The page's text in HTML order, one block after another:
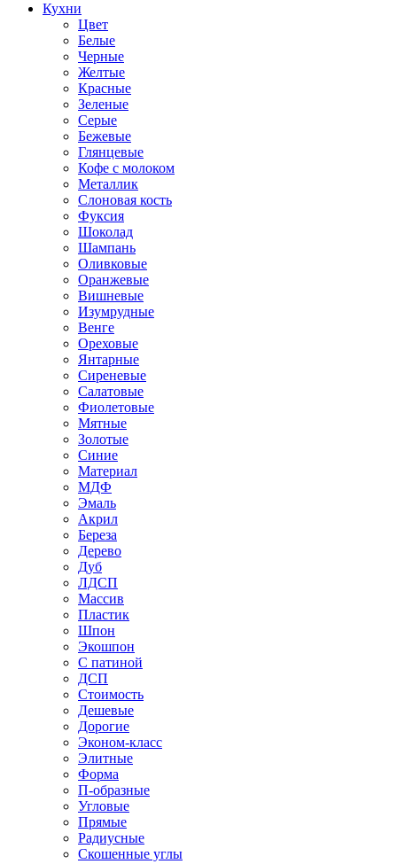
Кухни
Цвет
Белые
Черные
Желтые
Красные
Зеленые
Серые
Бежевые
Глянцевые
Кофе с молоком
Металлик
Слоновая кость
Фуксия
Шоколад
Шампань
Оливковые
Оранжевые
Вишневые
Изумрудные
Венге
Ореховые
Янтарные
Сиреневые
Салатовые
Фиолетовые
Мятные
Золотые
Синие
Материал
МДФ
Эмаль
Акрил
Береза
Дерево
Дуб
ЛДСП
Массив
Пластик
Шпон
Экошпон
С патиной
ДСП
Стоимость
Дешевые
Дорогие
Эконом-класс
Элитные
Форма
П-образные
Угловые
Прямые
Радиусные
Скошенные углы